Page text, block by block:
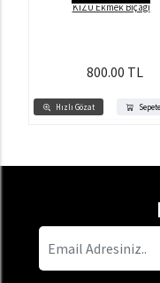
Hızlı Gözat
KİZU Ekmek Bıçağı
800.00 TL